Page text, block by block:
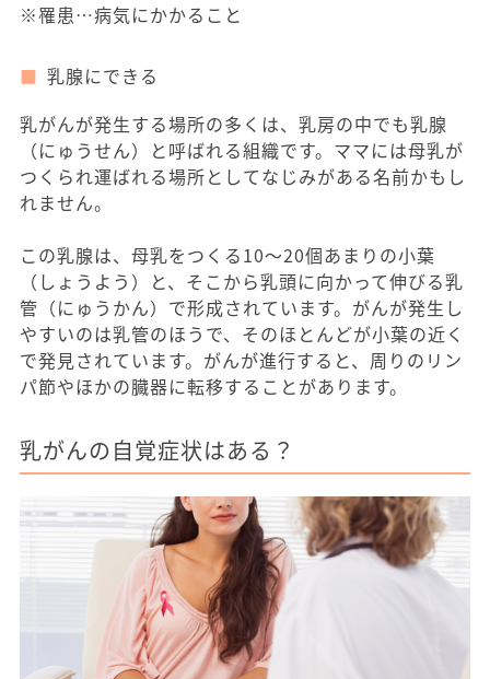
※罹患…病気にかかること
乳腺にできる
乳がんが発生する場所の多くは、乳房の中でも乳腺
（にゅうせん）と呼ばれる組織です。ママには母乳が
つくられ運ばれる場所としてなじみがある名前かもし
れません。
この乳腺は、母乳をつくる10～20個あまりの小葉
（しょうよう）と、そこから乳頭に向かって伸びる乳
管（にゅうかん）で形成されています。がんが発生し
やすいのは乳管のほうで、そのほとんどが小葉の近く
で発見されています。がんが進行すると、周りのリン
パ節やほかの臓器に転移することがあります。
乳がんの自覚症状はある？